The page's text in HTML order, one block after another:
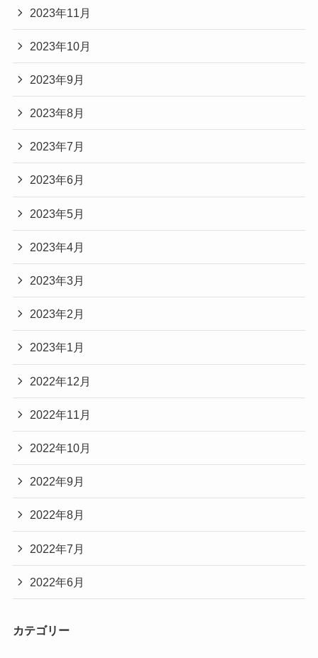
2023年11月
2023年10月
2023年9月
2023年8月
2023年7月
2023年6月
2023年5月
2023年4月
2023年3月
2023年2月
2023年1月
2022年12月
2022年11月
2022年10月
2022年9月
2022年8月
2022年7月
2022年6月
カテゴリー